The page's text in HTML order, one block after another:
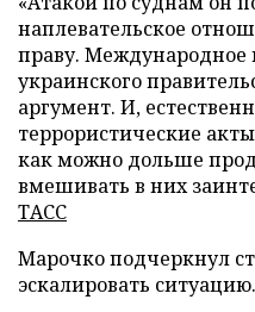
наплевательское
праву. Международное
украинского
аргумент. И,
террористические
как можно дольше
вмешивать в них
ТАСС
Марочко подчеркнул
эскалировать ситуацию.